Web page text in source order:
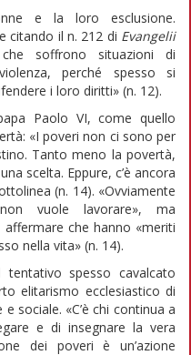
e la loro esclusione.
citando il n. 212 di Evangelii
soffrono situazioni di
perché spesso si
i loro diritti» (n. 12).
Paolo VI, come quello
«I poveri non ci sono per
Tanto meno la povertà,
scelta. Eppure, c’è ancora
(n. 14). «Ovviamente
vuole lavorare», ma
che hanno «meriti
nella vita» (n. 14).
spesso cavalcato
elitarismo ecclesiastico di
sociale. «C’è chi continua a
e di insegnare la vera
dei poveri è un’azione